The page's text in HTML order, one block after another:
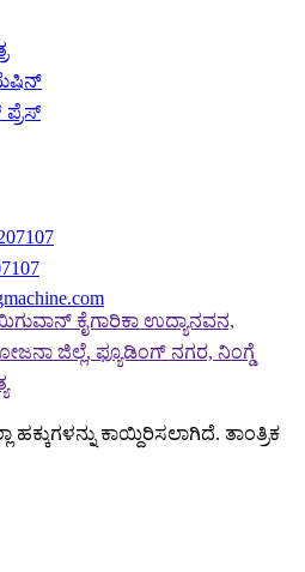
ಮೆಷಿನ್
ಪ್ರೆಸ್
ಕೈಗಾರಿಕಾ ಉದ್ಯಾನವನ,
ಜಿಲ್ಲೆ, ಫ್ಯೂಡಿಂಗ್ ನಗರ, ನಿಂಗ್ಡೆ
ಹಕ್ಕುಗಳನ್ನು ಕಾಯ್ದಿರಿಸಲಾಗಿದೆ. ತಾಂತ್ರಿಕ